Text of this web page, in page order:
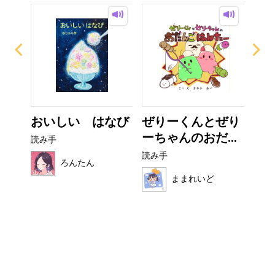
おいしい はなび
読み手
ろんたん
ぜりーくんとぜり
ーちゃんのおだ...
読み手
ままれいど